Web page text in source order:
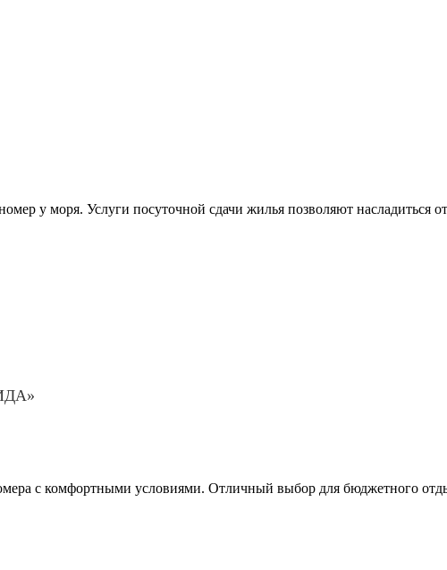
у моря. Услуги посуточной сдачи жилья позволяют насладиться
с комфортными условиями. Отличный выбор для бюджетного